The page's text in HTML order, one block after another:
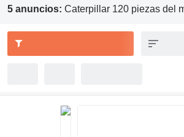
5 anuncios: Caterpillar 120 piezas del